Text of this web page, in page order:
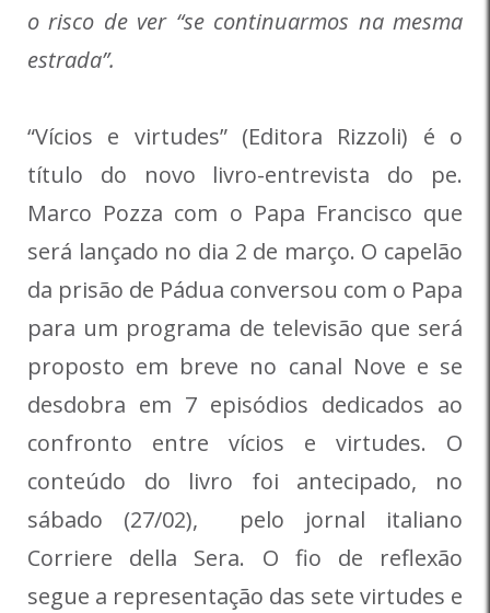
o risco de ver “se continuarmos na mesma
estrada”.
“Vícios e virtudes” (Editora Rizzoli) é o
título do novo livro-entrevista do pe.
Marco Pozza com o Papa Francisco que
será lançado no dia 2 de março. O capelão
da prisão de Pádua conversou com o Papa
para um programa de televisão que será
proposto em breve no canal Nove e se
desdobra em 7 episódios dedicados ao
confronto entre vícios e virtudes. O
conteúdo do livro foi antecipado, no
sábado (27/02), pelo jornal italiano
Corriere della Sera. O fio de reflexão
segue a representação das sete virtudes e